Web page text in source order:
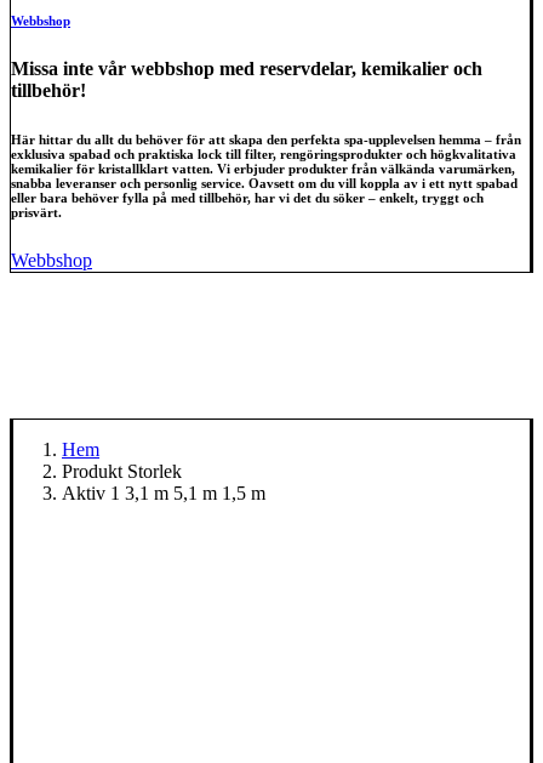
Webbshop
Missa inte vår webbshop med reservdelar, kemikalier och
tillbehör!
Här hittar du allt du behöver för att skapa den perfekta spa-upplevelsen hemma – från
exklusiva spabad och praktiska lock till filter, rengöringsprodukter och högkvalitativa
kemikalier för kristallklart vatten. Vi erbjuder produkter från välkända varumärken,
snabba leveranser och personlig service. Oavsett om du vill koppla av i ett nytt spabad
eller bara behöver fylla på med tillbehör, har vi det du söker – enkelt, tryggt och
prisvärt.
Webbshop
Hem
Produkt Storlek
Aktiv 1 3,1 m 5,1 m 1,5 m